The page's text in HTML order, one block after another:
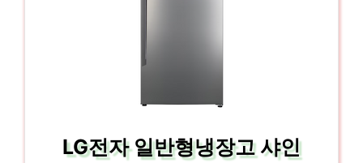
LG전자 일반형냉장고 샤인